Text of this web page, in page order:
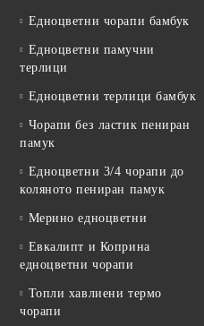
Едноцветни чорапи бамбук
Едноцветни памучни
терлици
Едноцветни терлици бамбук
Чорапи без ластик пениран
памук
Едноцветни 3/4 чорапи до
коляното пениран памук
Мерино едноцветни
Евкалипт и Коприна
едноцветни чорапи
Топли хавлиени термо
чорапи